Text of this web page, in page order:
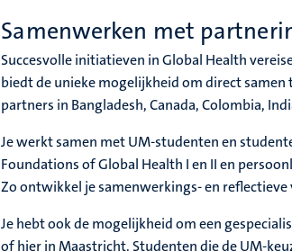
Samenwerken met
Succesvolle initiatieven in Global Health
biedt de unieke mogelijkheid om direct
partners in Bangladesh, Canada, Colombia,
Je werkt samen met UM-studenten en
Foundations of Global Health I en II en
Zo ontwikkel je samenwerkings- en reflectieve
Je hebt ook de mogelijkheid om een
of hier in Maastricht. Studenten die de UM-